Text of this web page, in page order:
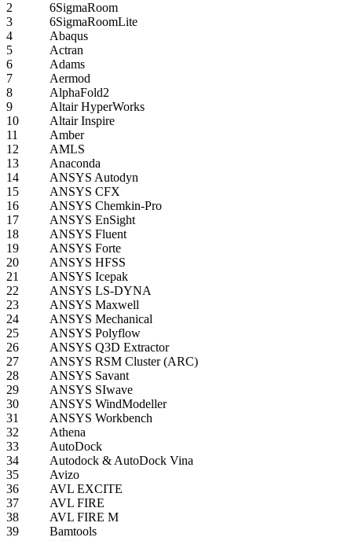
2
6SigmaRoom
3
6SigmaRoomLite
4
Abaqus
5
Actran
6
Adams
7
Aermod
8
AlphaFold2
9
Altair HyperWorks
10
Altair Inspire
11
Amber
12
AMLS
13
Anaconda
14
ANSYS Autodyn
15
ANSYS CFX
16
ANSYS Chemkin-Pro
17
ANSYS EnSight
18
ANSYS Fluent
19
ANSYS Forte
20
ANSYS HFSS
21
ANSYS Icepak
22
ANSYS LS-DYNA
23
ANSYS Maxwell
24
ANSYS Mechanical
25
ANSYS Polyflow
26
ANSYS Q3D Extractor
27
ANSYS RSM Cluster (ARC)
28
ANSYS Savant
29
ANSYS SIwave
30
ANSYS WindModeller
31
ANSYS Workbench
32
Athena
33
AutoDock
34
Autodock & AutoDock Vina
35
Avizo
36
AVL EXCITE
37
AVL FIRE
38
AVL FIRE M
39
Bamtools